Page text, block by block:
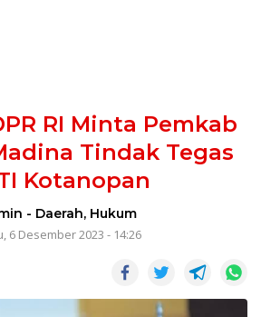
RI Minta Pemkab
Tindak Tegas
Kotanopan
- Daerah, Hukum
6 Desember 2023 - 14:26